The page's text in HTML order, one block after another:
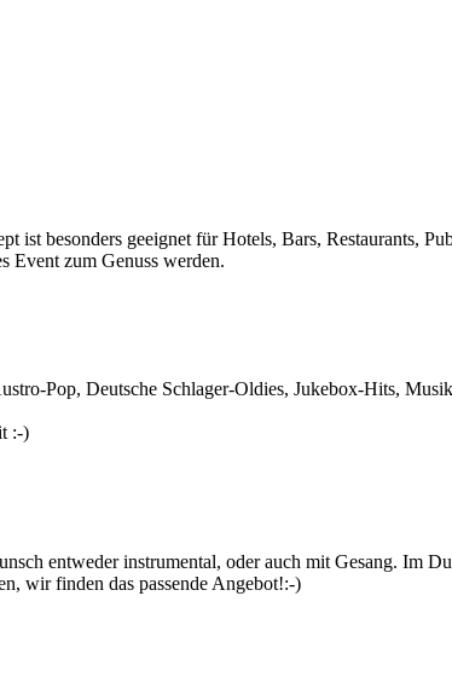
besonders geeignet für Hotels, Bars, Restaurants,
Event zum Genuss werden.
Pop, Deutsche Schlager-Oldies, Jukebox-Hits,
:-)
entweder instrumental, oder auch mit Gesang. Im
wir finden das passende Angebot!:-)